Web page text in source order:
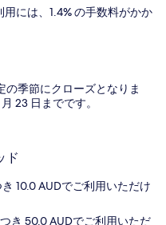
用には、1.4% の手数料がかか
の季節にクローズとなりま
23 日までです。
ド
10.0 AUDでご利用いただけ
き 50.0 AUDでご利用いただ